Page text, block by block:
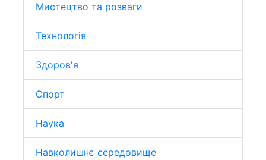
Мистецтво та розваги
Технологія
Здоров'я
Спорт
Наука
Навколишнє середовище